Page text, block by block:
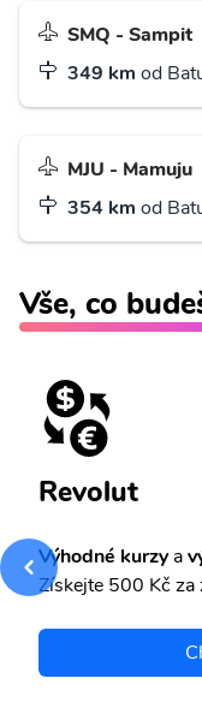
SMQ - Sampit
349 km od
MJU - Mamuju
354 km od
Vše, co
Revolut
Výhodné kurzya
Získejte 500 Kč za